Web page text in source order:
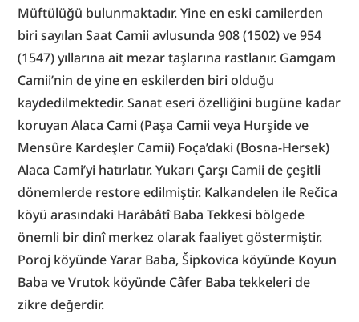
Müftülüğü bulunmaktadır. Yine en eski camilerden
biri sayılan Saat Camii avlusunda 908 (1502) ve 954
(1547) yıllarına ait mezar taşlarına rastlanır. Gamgam
Camii’nin de yine en eskilerden biri olduğu
kaydedilmektedir. Sanat eseri özelliğini bugüne kadar
koruyan Alaca Cami (Paşa Camii veya Hurşide ve
Mensûre Kardeşler Camii) Foça’daki (Bosna-Hersek)
Alaca Cami’yi hatırlatır. Yukarı Çarşı Camii de çeşitli
dönemlerde restore edilmiştir. Kalkandelen ile Rečica
köyü arasındaki Harâbâtî Baba Tekkesi bölgede
önemli bir dinî merkez olarak faaliyet göstermiştir.
Poroj köyünde Yarar Baba, Šipkovica köyünde Koyun
Baba ve Vrutok köyünde Câfer Baba tekkeleri de
zikre değerdir.